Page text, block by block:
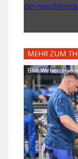
der-
MEHR ZUM
Bild: Weber-